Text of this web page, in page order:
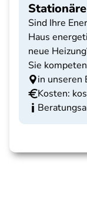
Sind Ihre
Haus
neue
Sie
in unseren
Kosten: